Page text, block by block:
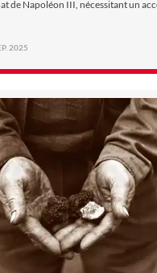
de Napoléon III, nécessitant un
2025